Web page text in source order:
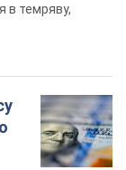
в темряву,